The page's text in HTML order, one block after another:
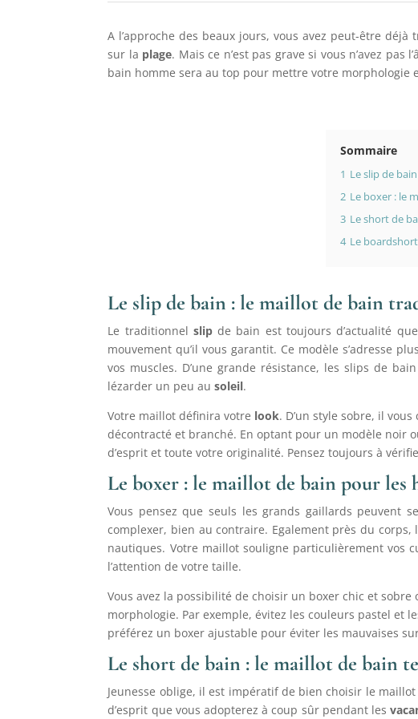
A l’approche des beaux jours, vous avez peut-être
sur la plage. Mais ce n’est pas grave si vous n’avez
bain homme sera au top pour mettre votre morphologie
Sommaire
1 Le slip de
2 Le boxer : le
3 Le short de
4 Le
Le slip de bain : le maillot de bain
Le traditionnel slipde bain est toujours d’actualité
mouvement qu’il vous garantit. Ce modèle s’adresse
vos muscles. D’une grande résistance, les slips de
lézarder un peu ausoleil.
Votre maillot définira votre look. D’un style sobre, il
décontracté et branché. En optant pour un modèle noir
d’esprit et toute votre originalité. Pensez toujours à
Le boxer : le maillot de bain pour les
Vous pensez que seuls les grands gaillards peuvent
complexer, bien au contraire. Egalement près du
nautiques. Votre maillot souligne particulièrement vos
l’attention de votre taille.
Vous avez la possibilité de choisir un boxer chic et
morphologie. Par exemple, évitez les couleurs pastel et
préférez un boxer ajustable pour éviter les mauvaises
Le short de bain : le maillot de bain
Jeunesse oblige, il est impératif de bien choisir le
d’esprit que vous adopterez à coup sûr pendant les